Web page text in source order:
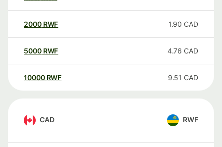
2000 RWF 1.90 CAD
5000 RWF 4.76 CAD
10000 RWF 9.51 CAD
CAD RWF